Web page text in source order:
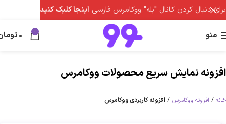
منو 0
0
افزونه نمایش سریع محصولات ووکامرس
خانه افزونه ووکامرس افزونه کاربردی ووکامرس
برای دنبال کردن کانال "بله" ووکامرس فارسی اینجا کلیک کنید